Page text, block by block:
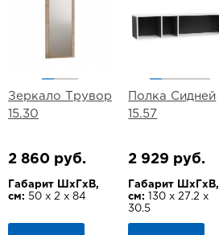
Зеркало Трувор
15.30
2 860 руб.
Габарит ШхГхВ,
см: 50 х 2 х 84
Полка Сидней
15.57
2 929 руб.
Габарит ШхГхВ,
см:
130 х 27.2 х
30.5